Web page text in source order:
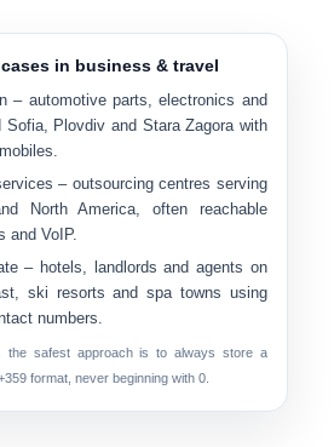
in business & travel
– automotive parts, electronics and
Sofia, Plovdiv and Stara Zagora with
– outsourcing centres serving
North America, often reachable
and VoIP.
– hotels, landlords and agents on
ski resorts and spa towns using
numbers.
the safest approach is to always store a
format, never beginning with 0.